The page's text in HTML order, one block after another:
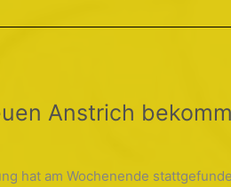
Anstrich
hat am Wochenende